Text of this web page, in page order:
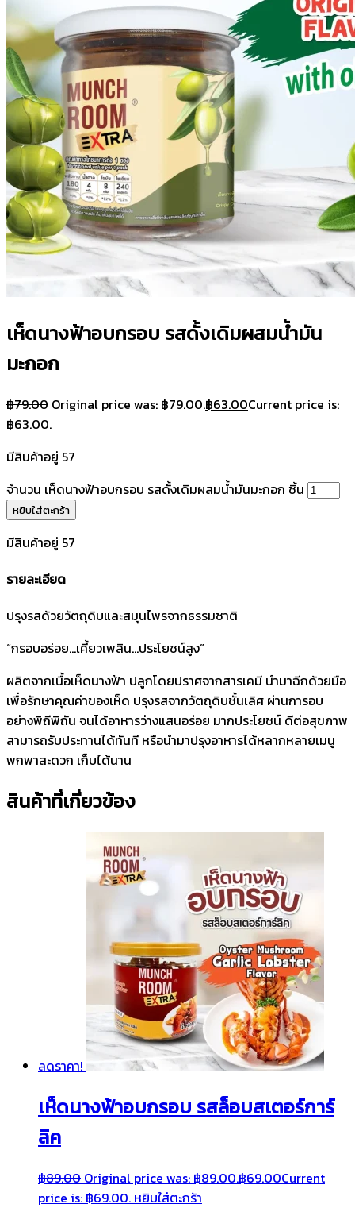
เห็ดนางฟ้าอบกรอบ รสดั้งเดิมผสมน้ำมัน
มะกอก
฿79.00 Original price was: ฿79.00.฿63.00Current price is:
฿63.00.
มีสินค้าอยู่ 57
จำนวน เห็ดนางฟ้าอบกรอบ รสดั้งเดิมผสมน้ำมันมะกอก ชิ้น
หยิบใส่ตะกร้า
มีสินค้าอยู่ 57
รายละเอียด
ปรุงรสด้วยวัตถุดิบและสมุนไพรจากธรรมชาติ
“กรอบอร่อย…เคี้ยวเพลิน…ประโยชน์สูง”
ผลิตจากเนื้อเห็ดนางฟ้า ปลูกโดยปราศจากสารเคมี นำมาฉีกด้วยมือ
เพื่อรักษาคุณค่าของเห็ด ปรุงรสจากวัตถุดิบชั้นเลิศ ผ่านการอบ
อย่างพิถีพิถัน จนได้อาหารว่างแสนอร่อย มากประโยชน์ ดีต่อสุขภาพ
สามารถรับประทานได้ทันที หรือนำมาปรุงอาหารได้หลากหลายเมนู
พกพาสะดวก เก็บได้นาน
สินค้าที่เกี่ยวข้อง
ลดราคา!
เห็ดนางฟ้าอบกรอบ รสล็อบสเตอร์การ์
ลิค
฿89.00 Original price was: ฿89.00.฿69.00Current
price is: ฿69.00. หยิบใส่ตะกร้า